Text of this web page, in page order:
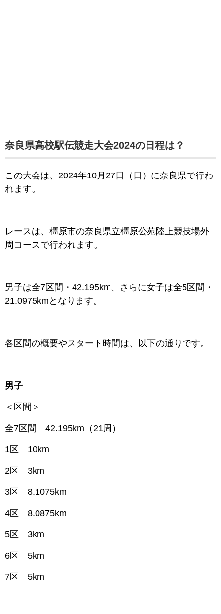
奈良県高校駅伝競走大会2024の日程は？
この大会は、2024年10月27日（日） に奈良県で行わ
れます。
レースは、橿原市の奈良県立橿原公苑陸上競技場外
周コースで行われます。
男子は全7区間・42.195km、さらに女子は全5区間・
21.0975kmとなります。
各区間の概要やスタート時間は、以下の通りです。
男子
＜区間＞
全7区間 42.195km（21周）
1区 10km
2区 3km
3区 8.1075km
4区 8.0875km
5区 3km
6区 5km
7区 5km